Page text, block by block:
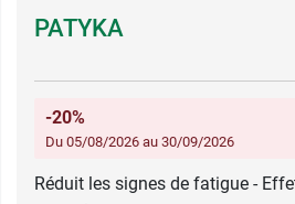
PATYKA
-20%
Du 05/08/2026 au 30/09/2026
Réduit les signes de fatigue -